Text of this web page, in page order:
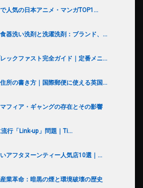
人気の日本アニメ・マンガTOP1...
器洗い洗剤と洗濯洗剤：ブランド、...
ックファスト完全ガイド｜定番メニ...
所の書き方｜国際郵便に使える英国...
フィア・ギャングの存在とその影響
行「Link-up」問題｜Ti...
アフタヌーンティー人気店10選｜...
業革命：暗黒の煙と環境破壊の歴史